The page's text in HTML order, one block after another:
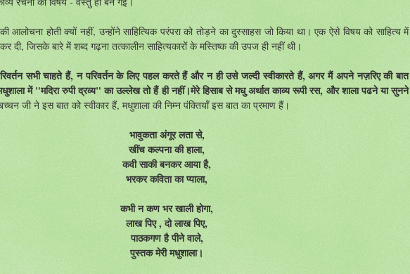
की आलोचना होती क्यों नहीं, उन्होंने साहित्यिक परंपरा को तोड़ने का दुस्साहस जो किया था।एक ऐसे विषय को साहित्य में
कर दी, जिसके बारे में शब्द गढ़ना तत्कालीन साहित्यकारों के मस्तिष्क की उपज ही नहीं थी।
सभी चाहते हैं, न परिवर्तन के लिए पहल करते हैं और न ही उसे जल्दी स्वीकारते हैं, अगर मैं अपने नज़रिए की बात
में "मदिरा रुपी द्रव्य" का उल्लेख तो हैं ही नहीं।मेरे हिसाब से मधु अर्थात काव्य रूपी रस, और शाला पढने या सुनने
जी ने इस बात को स्वीकार हैं,मधुशाला की निम्न पंक्तियाँ इस बात का प्रमाण हैं।
भावुकता अंगूर लता से,
खींच कल्पना की हाला,
कवी साकी बनकर आया है,
भरकर कविता का प्याला,
कभी न कण भर खाली होगा,
लाख पिए , दो लाख पिए,
पाठकगण है पीने वाले,
पुस्तक मेरी मधुशाला।